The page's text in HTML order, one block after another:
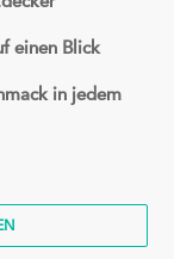
einen Blick
in jedem